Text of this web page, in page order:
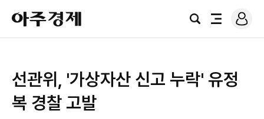
아
주
경
검
전
로
그
선관위, '가상자산 신고 누락' 유정
복 경찰 고발